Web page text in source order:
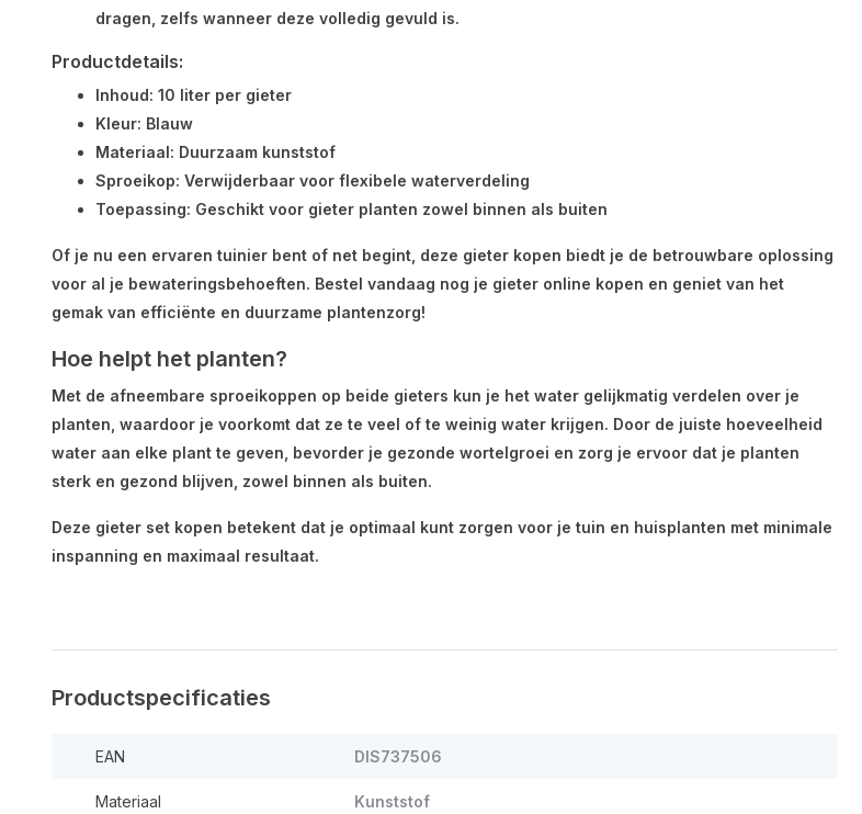
dragen, zelfs wanneer deze volledig gevuld is.
Productdetails:
Inhoud: 10 liter per gieter
Kleur: Blauw
Materiaal: Duurzaam kunststof
Sproeikop: Verwijderbaar voor flexibele waterverdeling
Toepassing: Geschikt voor gieter planten zowel binnen als buiten
Of je nu een ervaren tuinier bent of net begint, deze gieter kopen biedt je de betrouwbare oplossing
voor al je bewateringsbehoeften. Bestel vandaag nog je gieter online kopen en geniet van het
gemak van efficiënte en duurzame plantenzorg!
Hoe helpt het planten?
Met de afneembare sproeikoppen op beide gieters kun je het water gelijkmatig verdelen over je
planten, waardoor je voorkomt dat ze te veel of te weinig water krijgen. Door de juiste hoeveelheid
water aan elke plant te geven, bevorder je gezonde wortelgroei en zorg je ervoor dat je planten
sterk en gezond blijven, zowel binnen als buiten.
Deze gieter set kopen betekent dat je optimaal kunt zorgen voor je tuin en huisplanten met minimale
inspanning en maximaal resultaat.
Productspecificaties
EAN DIS737506
Materiaal Kunststof